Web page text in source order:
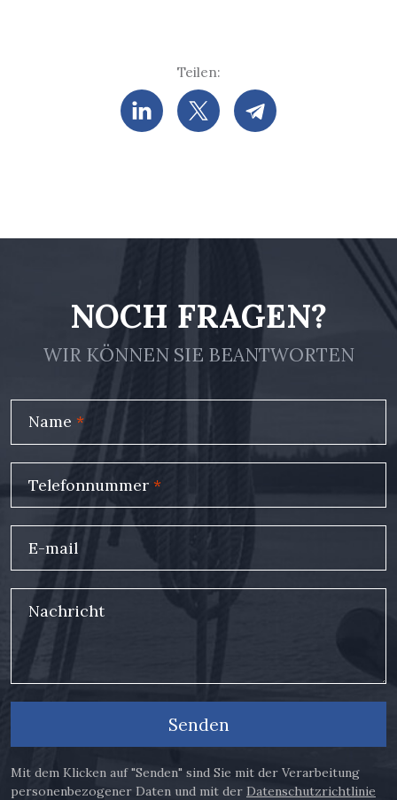
Teilen:
NOCH FRAGEN?
WIR KÖNNEN SIE BEANTWORTEN
Name *
Telefonnummer *
E-mail
Nachricht
Senden
Mit dem Klicken auf "Senden" sind Sie mit der Verarbeitung
personenbezogener Daten und mit der Datenschutzrichtlinie